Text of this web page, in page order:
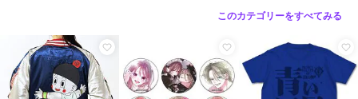
このカテゴリーをすべてみる